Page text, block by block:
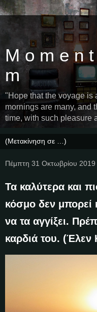
M o m e n
m
"Hope that the voyage is
mornings are many, and
time, with such pleasure
Πέμπτη 31 Οκτωβρίου 2019
Τα καλύτερα και
κόσμο δεν μπορεί
να τα αγγίξει.
καρδιά του. (Έλεν